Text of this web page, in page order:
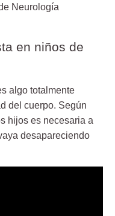
Neurología
en niños de
algo totalmente
del cuerpo. Según
hijos es necesaria a
desapareciendo